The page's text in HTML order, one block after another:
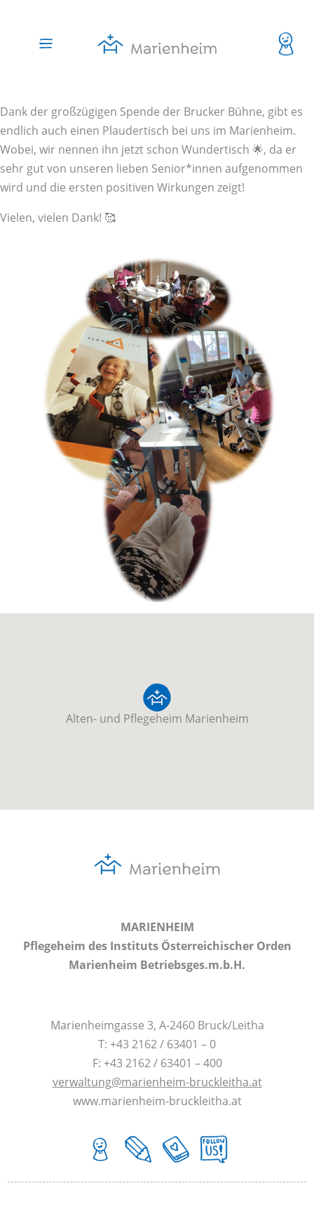
Dank der großzügigen Spende der Brucker Bühne, gibt es
endlich auch einen Plaudertisch bei uns im Marienheim.
Wobei, wir nennen ihn jetzt schon Wundertisch 🌟, da er
sehr gut von unseren lieben Senior*innen aufgenommen
wird und die ersten positiven Wirkungen zeigt!
Vielen, vielen Dank! 🥰
Alten- und Pflegeheim Marienheim
MARIENHEIM
Pflegeheim des Instituts Österreichischer Orden
Marienheim Betriebsges.m.b.H.
Marienheimgasse 3, A-2460 Bruck/Leitha
T: +43 2162 / 63401 – 0
F: +43 2162 / 63401 – 400
verwaltung@marienheim-bruckleitha.at
www.marienheim-bruckleitha.at